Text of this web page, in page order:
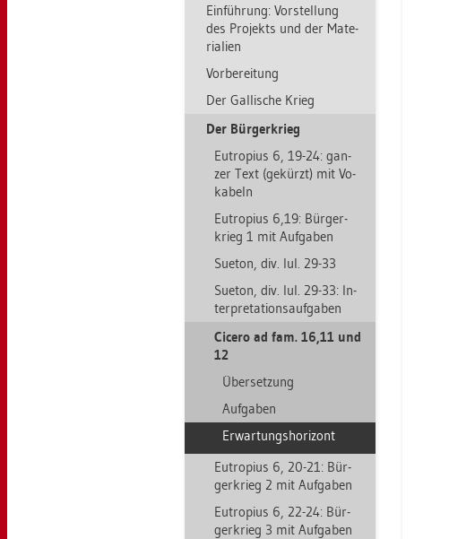
Ein­füh­rung: Vor­stel­lung
des Pro­jekts und der Ma­te­
ria­li­en
Vor­be­rei­tung
Der Gal­li­sche Krieg
Der Bür­ger­krieg
Eu­tro­pi­us 6, 19-24: gan­
zer Text (ge­kürzt) mit Vo­
ka­beln
Eu­tro­pi­us 6,19: Bür­ger­
krieg 1 mit Auf­ga­ben
Sue­ton, div. Iul. 29-33
Sue­ton, div. Iul. 29-33: In­
ter­pre­ta­ti­ons­auf­ga­ben
Ci­ce­ro ad fam. 16,11 und
12
Über­set­zung
Auf­ga­ben
Er­war­tungs­ho­ri­zont
Eu­tro­pi­us 6, 20-21: Bür­
ger­krieg 2 mit Auf­ga­ben
Eu­tro­pi­us 6, 22-24: Bür­
ger­krieg 3 mit Auf­ga­ben